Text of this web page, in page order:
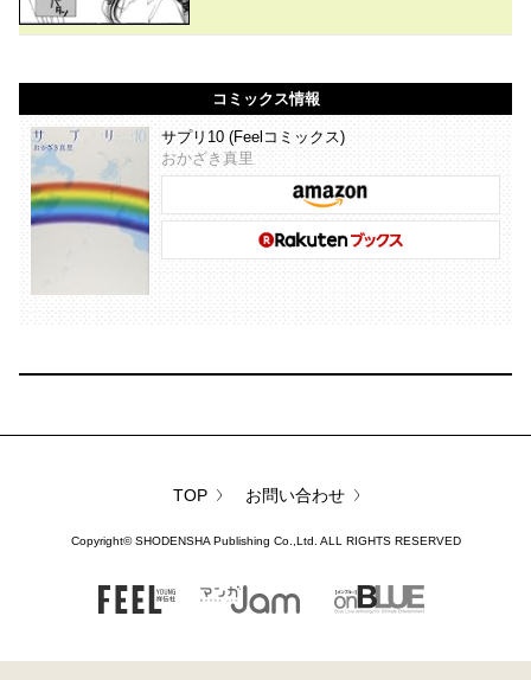
コミックス情報
サプリ10 (Feelコミックス)
おかざき真里
TOP お問い合わせ
Copyright©SHODENSHA Publishing Co.,Ltd. ALL RIGHTS RESERVED
FEEL
マンガJam on BLUE